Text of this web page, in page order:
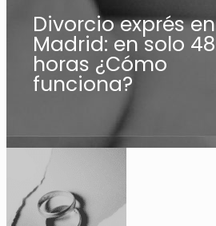
Divorcio exprés en
Madrid: en solo 48
horas ¿Cómo
funciona?